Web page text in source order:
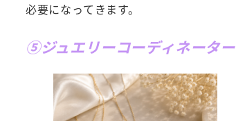
必要になってきます。
⑤ジュエリーコーディネーター